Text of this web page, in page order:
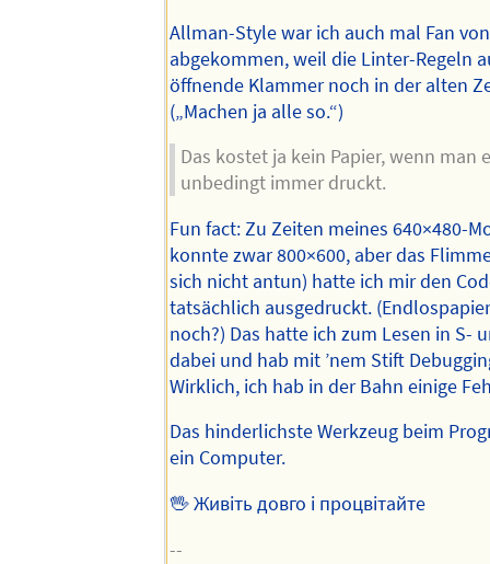
Allman-Style war ich auch mal Fan
abgekommen, weil die Linter-Regeln
öffnende Klammer noch in der alten
(„Machen ja alle so.“)
Das kostet ja kein Papier, wenn man
unbedingt immer druckt.
Fun fact: Zu Zeiten meines 640×480-
konnte zwar 800×600, aber das
sich nicht antun) hatte ich mir den
tatsächlich ausgedruckt.
noch?) Das hatte ich zum Lesen in S-
dabei und hab mit ’nem Stift
Wirklich, ich hab in der Bahn einige
Das hinderlichste Werkzeug beim
ein Computer.
🖖 Живіть довго і процвітайте
--